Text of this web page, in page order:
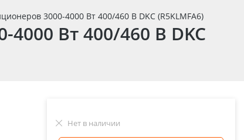
3000-4000 Вт 400/460 В DKC (R5KLMFA6)
Вт 400/460 В DKC
Нет в наличии